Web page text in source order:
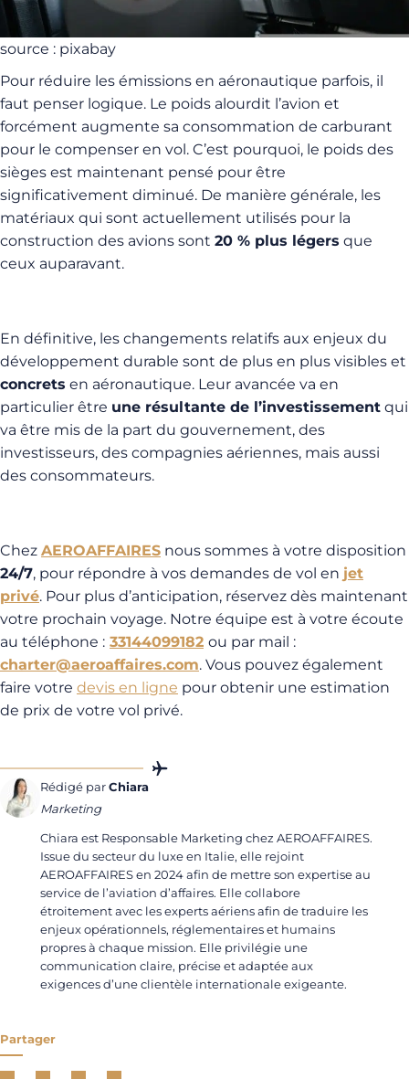
source : pixabay
Pour réduire les émissions en aéronautique parfois, il
faut penser logique. Le poids alourdit l’avion et
forcément augmente sa consommation de carburant
pour le compenser en vol. C’est pourquoi, le poids des
sièges est maintenant pensé pour être
significativement diminué. De manière générale, les
matériaux qui sont actuellement utilisés pour la
construction des avions sont 20 % plus légers que
ceux auparavant.
En définitive, les changements relatifs aux enjeux du
développement durable sont de plus en plus visibles et
concrets en aéronautique. Leur avancée va en
particulier être une résultante de l’investissement qui
va être mis de la part du gouvernement, des
investisseurs, des compagnies aériennes, mais aussi
des consommateurs.
Chez AEROAFFAIRES nous sommes à votre disposition
24/7, pour répondre à vos demandes de vol en jet
privé. Pour plus d’anticipation, réservez dès maintenant
votre prochain voyage. Notre équipe est à votre écoute
au téléphone : 33144099182 ou par mail :
charter@aeroaffaires.com. Vous pouvez également
faire votre devis en ligne pour obtenir une estimation
de prix de votre vol privé.
Rédigé parChiara
Marketing
Chiara est Responsable Marketing chez AEROAFFAIRES.
Issue du secteur du luxe en Italie, elle rejoint
AEROAFFAIRES en 2024 afin de mettre son expertise au
service de l’aviation d’affaires. Elle collabore
étroitement avec les experts aériens afin de traduire les
enjeux opérationnels, réglementaires et humains
propres à chaque mission. Elle privilégie une
communication claire, précise et adaptée aux
exigences d’une clientèle internationale exigeante.
Partager